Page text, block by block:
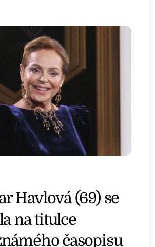
Havlová (69) se
na titulce
časopisu